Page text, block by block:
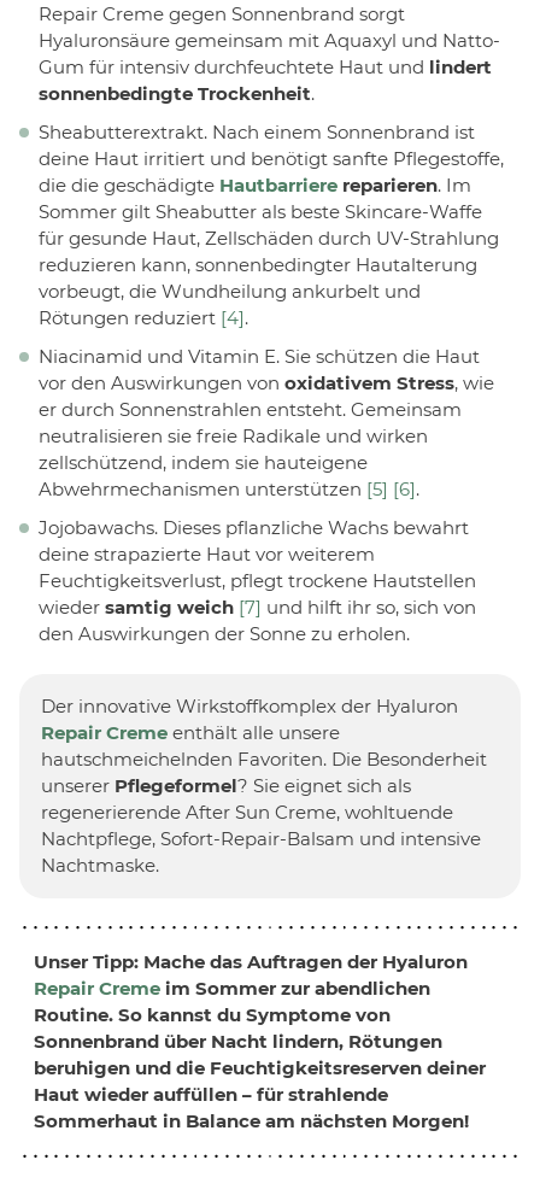
Repair Creme gegen Sonnenbrand sorgt
Hyaluronsäure gemeinsam mit Aquaxyl und Natto-
Gum für intensiv durchfeuchtete Haut und lindert
sonnenbedingte Trockenheit.
Sheabutterextrakt. Nach einem Sonnenbrand ist
deine Haut irritiert und benötigt sanfte Pflegestoffe,
die die geschädigte Hautbarriere reparieren. Im
Sommer gilt Sheabutter als beste Skincare-Waffe
für gesunde Haut, Zellschäden durch UV-Strahlung
reduzieren kann, sonnenbedingter Hautalterung
vorbeugt, die Wundheilung ankurbelt und
Rötungen reduziert [4].
Niacinamid und Vitamin E. Sie schützen die Haut
vor den Auswirkungen von oxidativem Stress, wie
er durch Sonnenstrahlen entsteht. Gemeinsam
neutralisieren sie freie Radikale und wirken
zellschützend, indem sie hauteigene
Abwehrmechanismen unterstützen [5] [6].
Jojobawachs. Dieses pflanzliche Wachs bewahrt
deine strapazierte Haut vor weiterem
Feuchtigkeitsverlust, pflegt trockene Hautstellen
wieder samtig weich [7] und hilft ihr so, sich von
den Auswirkungen der Sonne zu erholen.
Der innovative Wirkstoffkomplex der Hyaluron
Repair Creme enthält alle unsere
hautschmeichelnden Favoriten. Die Besonderheit
unserer Pflegeformel? Sie eignet sich als
regenerierende After Sun Creme, wohltuende
Nachtpflege, Sofort-Repair-Balsam und intensive
Nachtmaske.
Unser Tipp: Mache das Auftragen der Hyaluron
Repair Creme im Sommer zur abendlichen
Routine. So kannst du Symptome von
Sonnenbrand über Nacht lindern, Rötungen
beruhigen und die Feuchtigkeitsreserven deiner
Haut wieder auffüllen – für strahlende
Sommerhaut in Balance am nächsten Morgen!